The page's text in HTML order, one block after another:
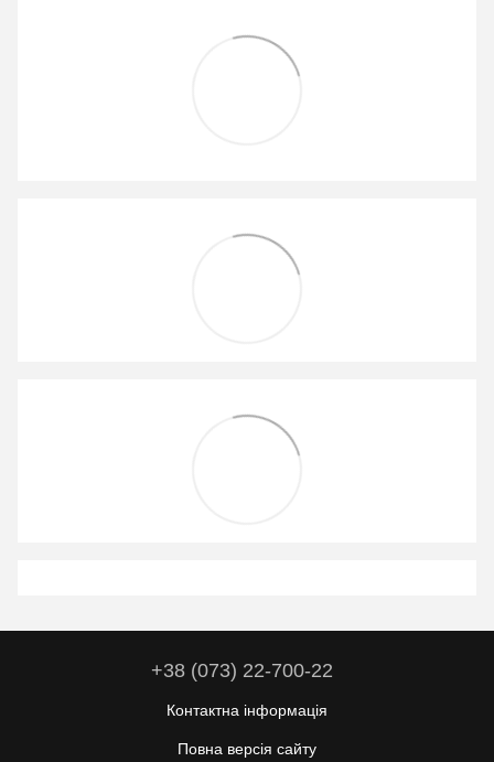
+38 (073) 22-700-22
Контактна інформація
Повна версія сайту